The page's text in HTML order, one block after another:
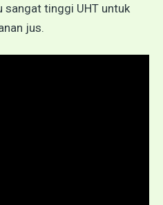
sangat tinggi UHT untuk
jus.